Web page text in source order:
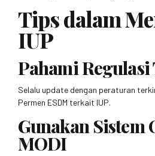
Tips dalam
IUP
Pahami
Selalu update dengan peraturan
Permen ESDM terkait IUP.
Gunakan Sistem
MODI